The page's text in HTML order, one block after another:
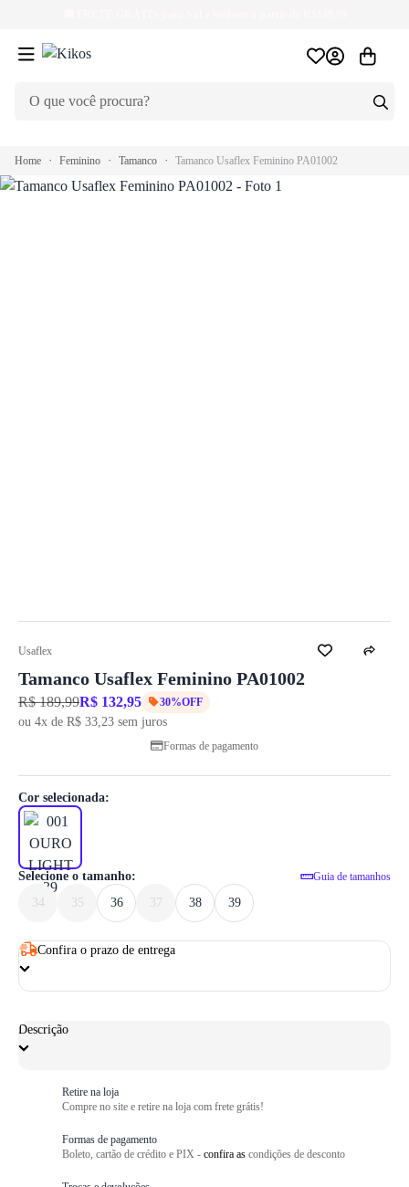
Home Feminino Tamanco Tamanco Usaflex Feminino PA01002
1/ 6
Usaflex
Tamanco Usaflex Feminino PA01002
R$ 189,99R$ 132,95 30%OFF
ou 4x de R$ 33,23 sem juros
Formas de pagamento
Selecione o tamanho: Guia de tamanhos
34 35 36 37 38 39
Cor selecionada:
Confira o prazo de entrega
Descrição
Retire na loja
Compre no site e retire na loja com frete grátis!
Formas de pagamento
Boleto, cartão de crédito e PIX - confira as condições de desconto